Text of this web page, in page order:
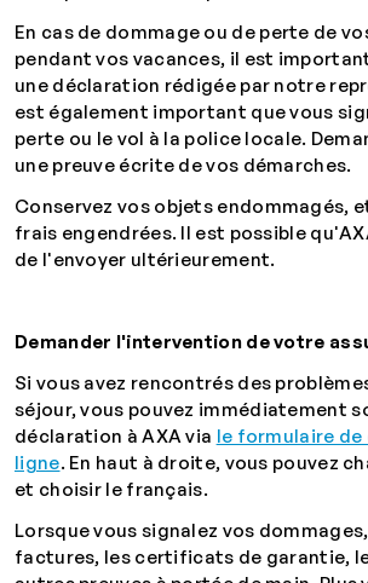
En cas de dommage ou de perte de
pendant vos vacances, il est
une déclaration rédigée par notre
est également important que vous
perte ou le vol à la police locale.
une preuve écrite de vos démarches.
Conservez vos objets endommagés,
frais engendrées. Il est possible
de l'envoyer ultérieurement.
Demander l'intervention de votre
Si vous avez rencontrés des
séjour, vous pouvez immédiatement
déclaration à AXA via le formulaire de
ligne. En haut à droite, vous pouvez
et choisir le français.
Lorsque vous signalez vos
factures, les certificats de garantie,